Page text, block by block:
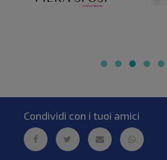
Condividi con i tuoi amici